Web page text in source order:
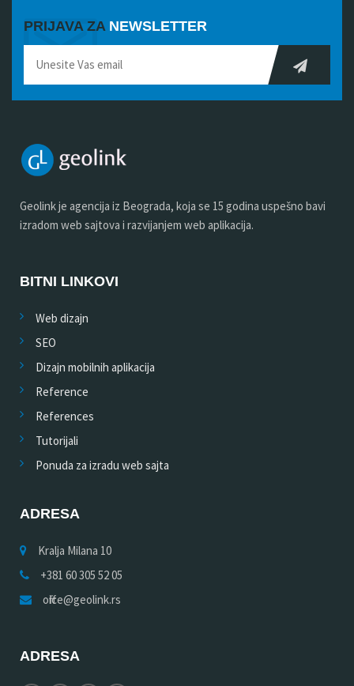
PRIJAVA ZA NEWSLETTER
Geolink je agencija iz Beograda, koja se 15 godina uspešno bavi
izradom web sajtova i razvijanjem web aplikacija.
BITNI LINKOVI
Web dizajn
SEO
Dizajn mobilnih aplikacija
Reference
References
Tutorijali
Ponuda za izradu web sajta
ADRESA
Kralja Milana 10
+381 60 305 52 05
office@geolink.rs
ADRESA